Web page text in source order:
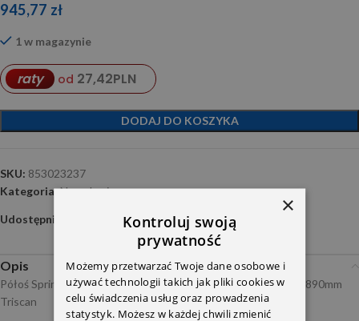
945,77 zł
1 w magazynie
raty od 27,42PLN
DODAJ DO KOSZYKA
SKU: 853023237
Kategoria:Napęd osi
Udostępnij:
Opis
Półoś Sprinter NT P cieńszy frez 9063503810 34mm długość 890mm
Triscan
×
Kontroluj swoją
prywatność
Możemy przetwarzać Twoje dane osobowe i
używać technologii takich jak pliki cookies w
celu świadczenia usług oraz prowadzenia
statystyk. Możesz w każdej chwili zmienić